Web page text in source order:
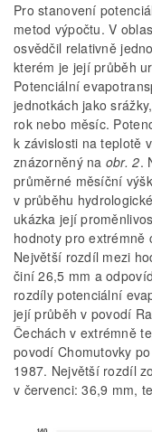
Pro stanovení
metod výpočtu. V
osvědčil relativně
kterém je její průběh
Potenciální
jednotkách jako
rok nebo měsíc.
k závislosti na teplotě
znázorněný na obr. 2.
průměrné měsíční
v průběhu
ukázka její
hodnoty pro extrémně
Největší rozdíl mezi
činí 26,5 mm a
rozdíly potenciální
její průběh v povodí
Čechách v extrémně
povodí Chomutovky
1987. Největší rozdíl
v červenci: 36,9 mm,